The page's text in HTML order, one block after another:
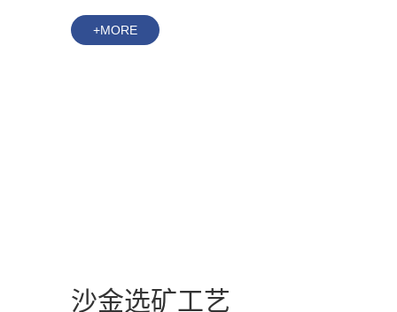
+MORE
沙金选矿工艺